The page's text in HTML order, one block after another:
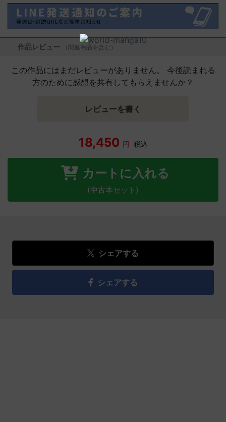
作品レビュー （関連商品を含む）
この作品にはまだレビューがありません。 今後読まれる
方のために感想を共有してもらえませんか？
レビューを書く
18,450 円 税込
カートに入れる
(中古本セット)
シェアする
シェアする